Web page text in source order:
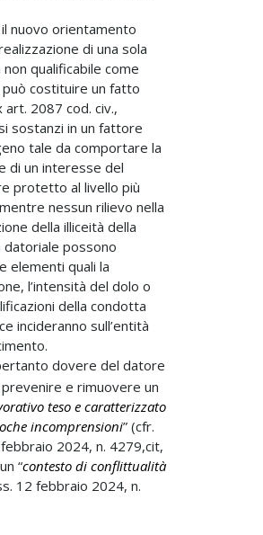
nuovo orientamento
di una sola
qualificabile come
costituire un fatto
art. 2087 cod. civ.,
sostanzi in un fattore
tale da comportare la
di un interesse del
protetto al livello più
nessun rilievo nella
della illiceità della
possono
elementi quali la
l’intensità del dolo o
della condotta
incideranno sull’entità
dovere del datore
e rimuovere un
teso e caratterizzato
incomprensioni” (cfr.
2024, n. 4279,cit,
“contesto di conflittualità
12 febbraio 2024, n.